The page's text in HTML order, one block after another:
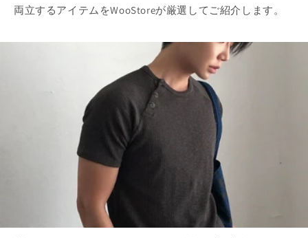
両立するアイテムをWooStoreが厳選してご紹介します。